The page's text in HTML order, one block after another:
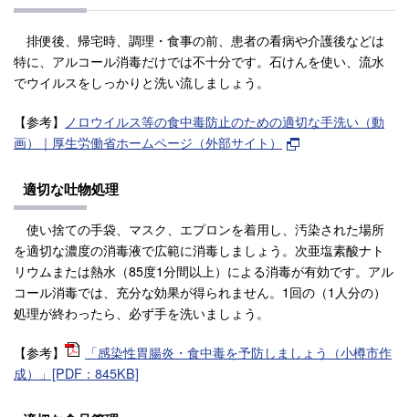
排便後、帰宅時、調理・食事の前、患者の看病や介護後などは
特に、アルコール消毒だけでは不十分です。石けんを使い、流水
でウイルスをしっかりと洗い流しましょう。
【参考】 ノロウイルス等の食中毒防止のための適切な手洗い（動
画）｜厚生労働省ホームページ（外部サイト）
適切な吐物処理
使い捨ての手袋、マスク、エプロンを着用し、汚染された場所
を適切な濃度の消毒液で広範に消毒しましょう。次亜塩素酸ナト
リウムまたは熱水（85度1分間以上）による消毒が有効です。アル
コール消毒では、充分な効果が得られません。1回の（1人分の）
処理が終わったら、必ず手を洗いましょう。
【参考】
「感染性胃腸炎・食中毒を予防しましょう（小樽市作
成）」[PDF：845KB]